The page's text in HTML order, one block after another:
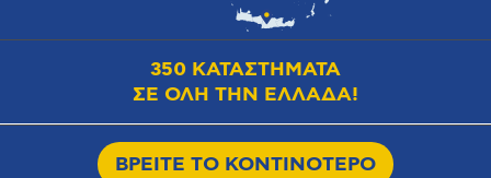
350 ΚΑΤΑΣΤΗΜΑΤΑ
ΣΕ ΟΛΗ ΤΗΝ ΕΛΛΑΔΑ!
ΒΡΕΙΤΕ ΤΟ ΚΟΝΤΙΝΟΤΕΡΟ